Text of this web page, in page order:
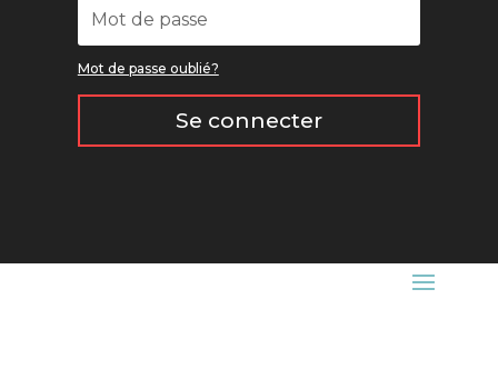
Mot de passe oublié?
Se connecter